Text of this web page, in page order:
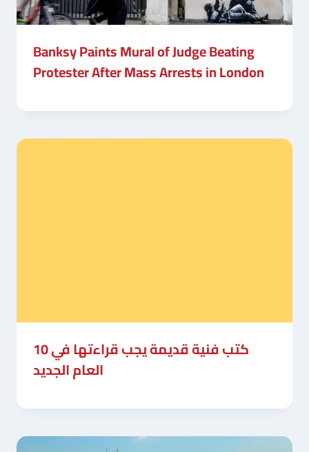
Banksy Paints Mural of Judge Beating
Protester After Mass Arrests in London
10 كتب فنية قديمة يجب قراءتها في
العام الجديد